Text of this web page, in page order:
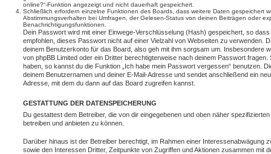
online?“-Funktion angezeigt und nicht dauerhaft gespeichert.
Schließlich erfordern einzelne Funktionen des Boards, dass weitere Daten gespeichert
Abstimmungsverhalten bei Umfragen, der Gelesen-Status von deinen Beiträgen oder
Benachrichtigungsfunktionen.
Dein Passwort wird mit einer Einwege-Verschlüsselung (Hash) gespeichert, so
empfohlen, dieses Passwort nicht auf einer Vielzahl von Webseiten zu verwenden.
deinem Benutzerkonto für das Board, also geh mit ihm sorgsam um. Insbesondere
von phpBB Limited oder ein Dritter berechtigterweise nach deinem Passwort
haben, so kannst du die Funktion „Ich habe mein Passwort vergessen“ benutzen.
deinem Benutzernamen und deiner E-Mail-Adresse und sendet anschließend ein
Adresse, mit dem du dann auf das Board zugreifen kannst.
GESTATTUNG DER DATENSPEICHERUNG
Du gestattest dem Betreiber, die von dir eingegebenen und oben näher
betreiben und anbieten zu können.
Darüber hinaus ist der Betreiber berechtigt, im Rahmen einer Interessenabwägung
sowie den Interessen Dritter, Zeitpunkte von Zugriffen und Aktionen zusammen mit